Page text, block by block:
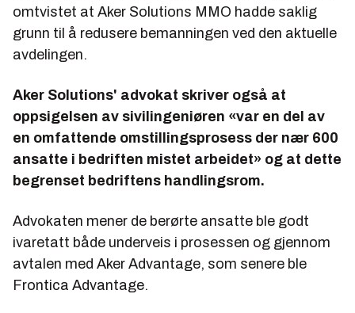
omtvistet at Aker Solutions MMO hadde saklig
grunn til å redusere bemanningen ved den aktuelle
avdelingen.
Aker Solutions' advokat skriver også at
oppsigelsen av sivilingeniøren «var en del av
en omfattende omstillingsprosess der nær 600
ansatte i bedriften mistet arbeidet» og at dette
begrenset bedriftens handlingsrom.
Advokaten mener de berørte ansatte ble godt
ivaretatt både underveis i prosessen og gjennom
avtalen med Aker Advantage, som senere ble
Frontica Advantage.